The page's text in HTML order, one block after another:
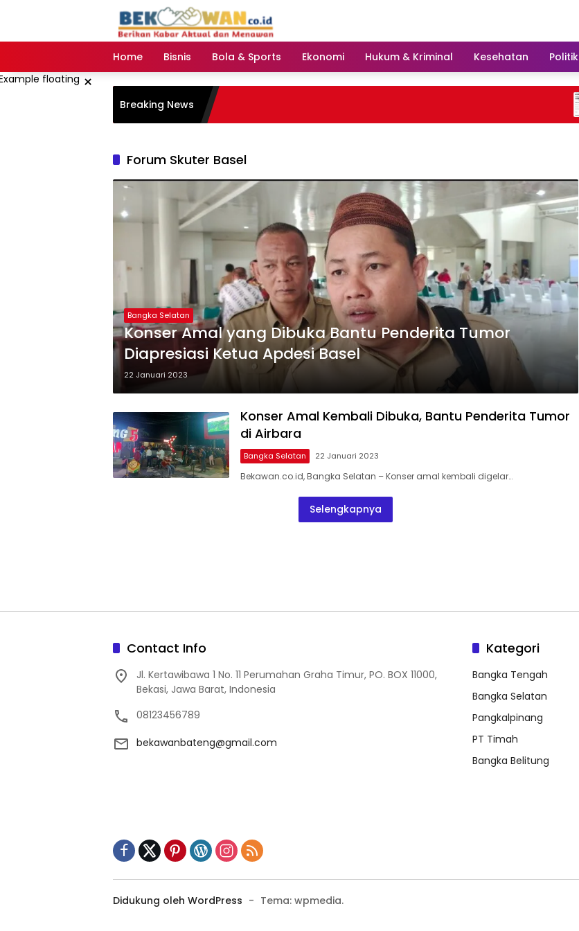
Home
Bisnis Bola & Sports Ekonomi Hukum & Kriminal Kesehatan Politik
×
Breaking News
Forum Skuter Basel
Bangka Selatan
Konser Amal yang Dibuka Bantu Penderita Tumor
Diapresiasi Ketua Apdesi Basel
22 Januari 2023
Konser Amal Kembali Dibuka, Bantu Penderita Tumor
di Airbara
Bangka Selatan 22 Januari 2023
Bekawan.co.id, Bangka Selatan – Konser amal kembali digelar…
Selengkapnya
Contact Info
Jl. Kertawibawa 1 No. 11 Perumahan Graha Timur, PO. BOX 11000,
Bekasi, Jawa Barat, Indonesia
08123456789
bekawanbateng@gmail.com
Kategori
Bangka Tengah
Bangka Selatan
Pangkalpinang
PT Timah
Bangka Belitung
Didukung oleh WordPress - Tema: wpmedia.